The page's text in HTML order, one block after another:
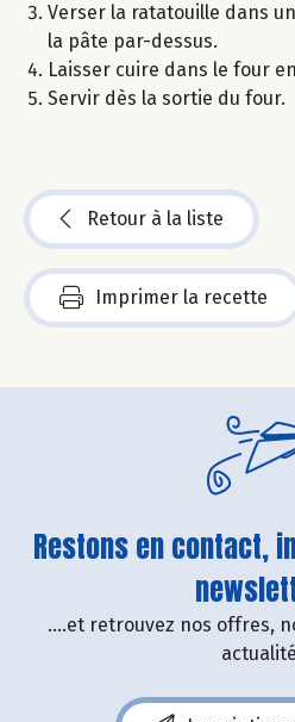
Verser la ratatouille dans
la pâte par-dessus.
Laisser cuire dans le four
Servir dès la sortie du four.
Retour à la liste
Imprimer la recette
Restons en contact,
....et retrouvez nos offres,